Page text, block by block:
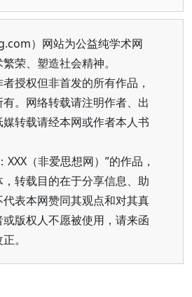
）网站为公益纯学术网
荣、塑造社会精神。
授权但非首发的所有作品，
。网络转载请注明作者、出
转载请经本网或作者本人书
XXX（非爱思想网）”的作品，
转载目的在于分享信息、助
表本网赞同其观点和对其真
版权人不愿被使用，请来函
。